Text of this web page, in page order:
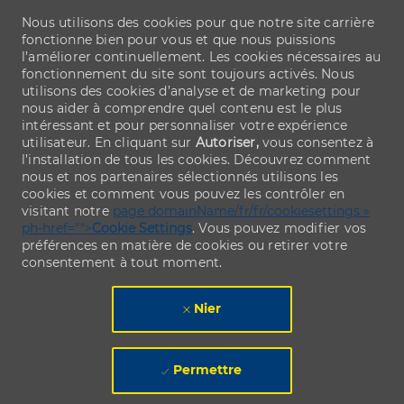
Nous utilisons des cookies pour que notre site carrière
fonctionne bien pour vous et que nous puissions
l’améliorer continuellement. Les cookies nécessaires au
fonctionnement du site sont toujours activés. Nous
utilisons des cookies d’analyse et de marketing pour
nous aider à comprendre quel contenu est le plus
intéressant et pour personnaliser votre expérience
utilisateur. En cliquant sur Autoriser,vous consentez à
l’installation de tous les cookies. Découvrez comment
nous et nos partenaires sélectionnés utilisons les
cookies et comment vous pouvez les contrôler en
visitant notre page domainName/fr/fr/cookiesettings »
ph-href="">Cookie Settings. Vous pouvez modifier vos
préférences en matière de cookies ou retirer votre
consentement à tout moment.
Nier
Permettre